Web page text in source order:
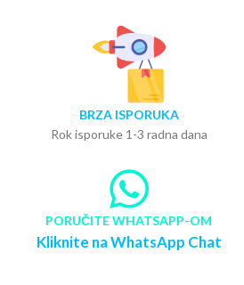
BRZA ISPORUKA
Rok isporuke 1-3 radna dana
PORUČITE WHATSAPP-OM
Kliknite na WhatsApp Chat